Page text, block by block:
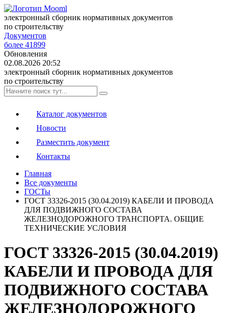
электронный сборник нормативных документов
по строительству
Документов
более 41899
Обновления
02.08.2026 20:52
электронный сборник нормативных документов
по строительству
Каталог документов
Новости
Разместить документ
Контакты
Главная
Все документы
ГОСТы
ГОСТ 33326-2015 (30.04.2019) КАБЕЛИ И ПРОВОДА
ДЛЯ ПОДВИЖНОГО СОСТАВА
ЖЕЛЕЗНОДОРОЖНОГО ТРАНСПОРТА. ОБЩИЕ
ТЕХНИЧЕСКИЕ УСЛОВИЯ
ГОСТ 33326-2015 (30.04.2019)
КАБЕЛИ И ПРОВОДА ДЛЯ
ПОДВИЖНОГО СОСТАВА
ЖЕЛЕЗНОДОРОЖНОГО